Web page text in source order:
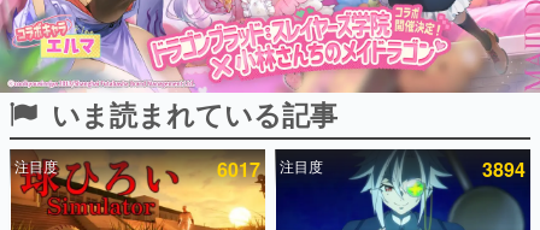
ピックアップ
電ファミのいま読まれている記事ランキング
いま読まれている記事
注目度 6017 注目度 3894